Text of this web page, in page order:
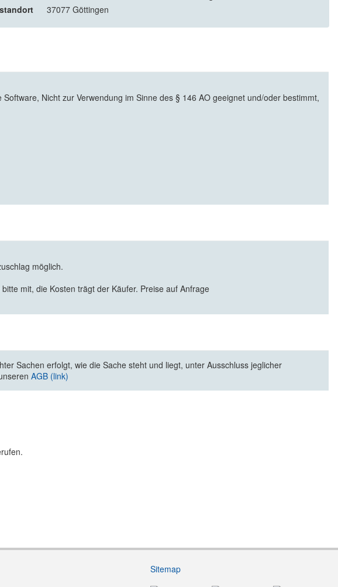
37077 Göttingen
Nicht zur Verwendung im Sinne des § 146 AO geeignet und/oder bestimmt,
möglich.
mit, die Kosten trägt der Käufer. Preise auf Anfrage
Sachen erfolgt, wie die Sache steht und liegt, unter Ausschluss jeglicher
AGB (link)
Sitemap